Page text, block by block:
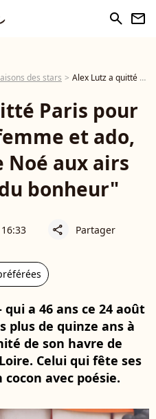
search newsletter
des stars Alex Lutz a quitté Paris pour la Loire avec femme et ado, son "arche de Noé aux airs de mélodie du bonheur"
Paris pour
et ado,
Noé aux airs
bonheur"
share Partager
a 46 ans ce 24 août
plus de quinze ans à
de son havre de
Celui qui fête ses
avec poésie.